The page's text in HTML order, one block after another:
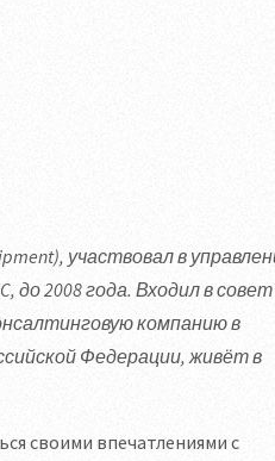
участвовал в
до 2008 года. Входил в совет
компанию в
Федерации, живёт в
своими впечатлениями с